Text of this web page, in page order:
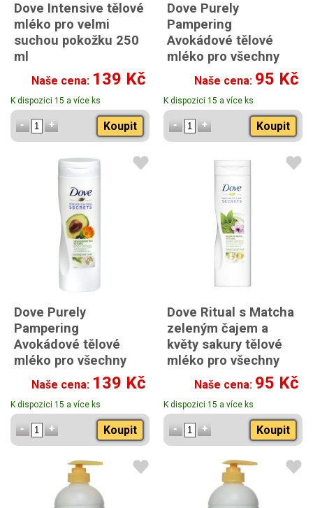
Dove Intensive tělové
mléko pro velmi
suchou pokožku 250
ml
Naše cena: 139 Kč
K dispozici 15 a více ks
Koupit
Dove Purely
Pampering
Avokádové tělové
mléko pro všechny
typy pleti 250 ml
Naše cena: 95 Kč
K dispozici 15 a více ks
Koupit
Dove Purely
Pampering
Avokádové tělové
mléko pro všechny
typy pleti 400 ml
Naše cena: 139 Kč
K dispozici 15 a více ks
Koupit
Dove Ritual s Matcha
zeleným čajem a
květy sakury tělové
mléko pro všechny
typy pleti 250 ml
Naše cena: 95 Kč
K dispozici 15 a více ks
Koupit